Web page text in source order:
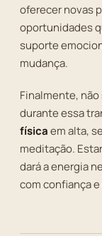
oferecer novas
oportunidades
suporte
mudança.
Finalmente,
durante essa
físicaem alta,
meditação.
dará a energia
com confiança e